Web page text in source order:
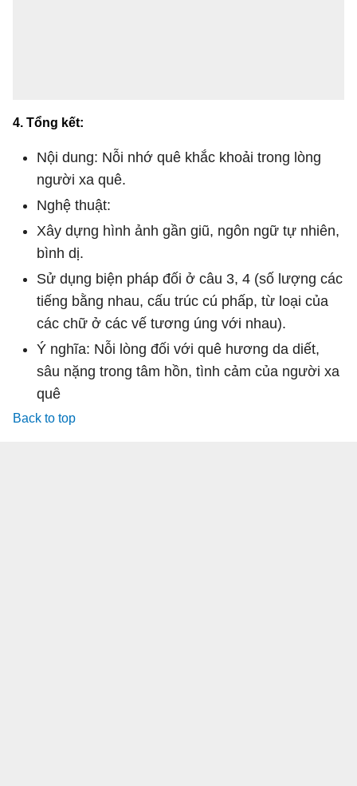
4. Tổng kết:
Nội dung: Nỗi nhớ quê khắc khoải trong lòng
người xa quê.
Nghệ thuật:
Xây dựng hình ảnh gần giũ, ngôn ngữ tự nhiên,
bình dị.
Sử dụng biện pháp đối ở câu 3, 4 (số lượng các
tiếng bằng nhau, cấu trúc cú phấp, từ loại của
các chữ ở các vế tương úng với nhau).
Ý nghĩa: Nỗi lòng đối với quê hương da diết,
sâu nặng trong tâm hồn, tình cảm của người xa
quê
Back to top